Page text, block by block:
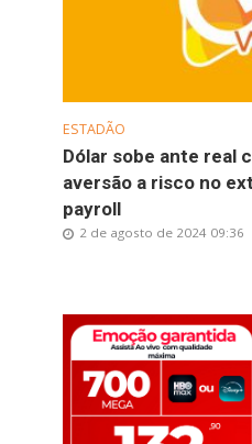
ESTADÃO
Dólar sobe ante real
aversão a risco no
payroll
2 de agosto de 2024 09:36